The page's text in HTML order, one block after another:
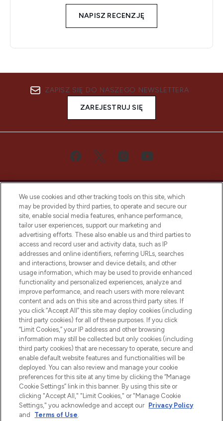
NAPISZ RECENZJĘ
ZAPISZ SIĘ DO NASZEGO NEWSLETTERA
ZAREJESTRUJ SIĘ
Bądź pierwszą osobą, która dowie się o
najnowszych produktach, od niszowych i
uznanych marek, sezonowych trendach i
otrzyma ekskluzywne artykuły redakcyjne
z Sunday Supplement.
Zgoda na pliki cookie
Do Not Sell or Share My Personal
Information
POMOC & INFORMACJE
WAŻNE INFORMACJE
O LOOKFANTASTIC
We use cookies and other tracking tools on this site, which
may be provided by third parties, to operate and secure our
site, enable social media features, enhance performance,
tailor user experiences, support our marketing and
advertising efforts. These also enable us and third parties to
access and record user and activity data, such as IP
addresses and online identifiers, referring URLs, searches
and interactions, browser and device details, and other
usage information, which may be used to provide enhanced
functionality and personalized experiences, analyze and
improve performance, and reach users with more relevant
content and ads on this site and across third party sites. If
you click “Accept All” this site may deploy cookies (including
third party cookies) for all of these purposes. If you click
“Limit Cookies,” your IP address and other browsing
information may still be collected but only cookies (including
third party cookies) that are necessary to operate, secure and
enable default website features and functionalities will be
deployed. You can also review and manage your cookie
preferences for this site at any time by clicking the “Manage
Cookie Settings” link in this banner. By using this site or
clicking "Accept All," "Limit Cookies," or "Manage Cookie
Settings," you acknowledge and accept our Privacy Policy
and
Terms of Use.